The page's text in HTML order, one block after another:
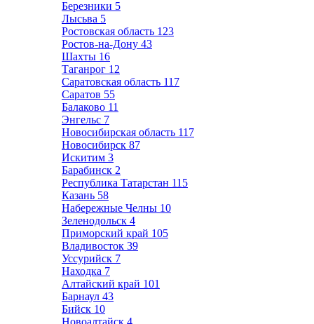
Березники 5
Лысьва 5
Ростовская область 123
Ростов-на-Дону 43
Шахты 16
Таганрог 12
Саратовская область 117
Саратов 55
Балаково 11
Энгельс 7
Новосибирская область 117
Новосибирск 87
Искитим 3
Барабинск 2
Республика Татарстан 115
Казань 58
Набережные Челны 10
Зеленодольск 4
Приморский край 105
Владивосток 39
Уссурийск 7
Находка 7
Алтайский край 101
Барнаул 43
Бийск 10
Новоалтайск 4